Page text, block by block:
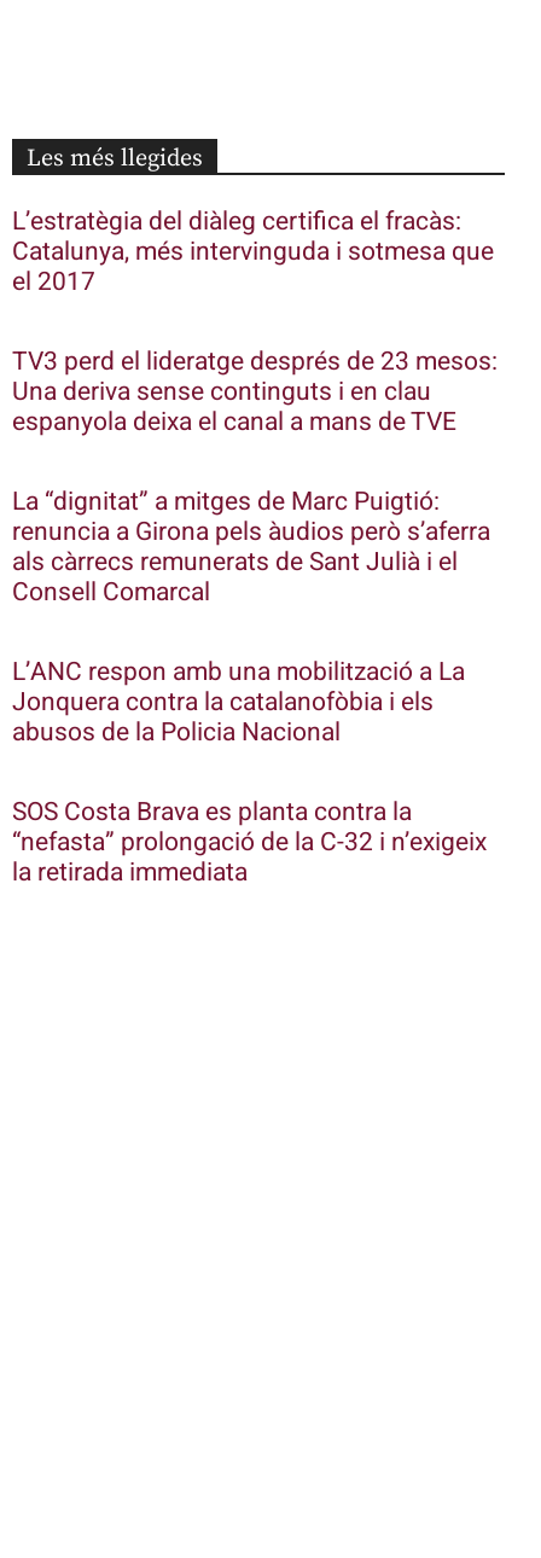
Les més llegides
L’estratègia del diàleg certifica el fracàs:
Catalunya, més intervinguda i sotmesa que
el 2017
TV3 perd el lideratge després de 23 mesos:
Una deriva sense continguts i en clau
espanyola deixa el canal a mans de TVE
La “dignitat” a mitges de Marc Puigtió:
renuncia a Girona pels àudios però s’aferra
als càrrecs remunerats de Sant Julià i el
Consell Comarcal
L’ANC respon amb una mobilització a La
Jonquera contra la catalanofòbia i els
abusos de la Policia Nacional
SOS Costa Brava es planta contra la
“nefasta” prolongació de la C-32 i n’exigeix
la retirada immediata